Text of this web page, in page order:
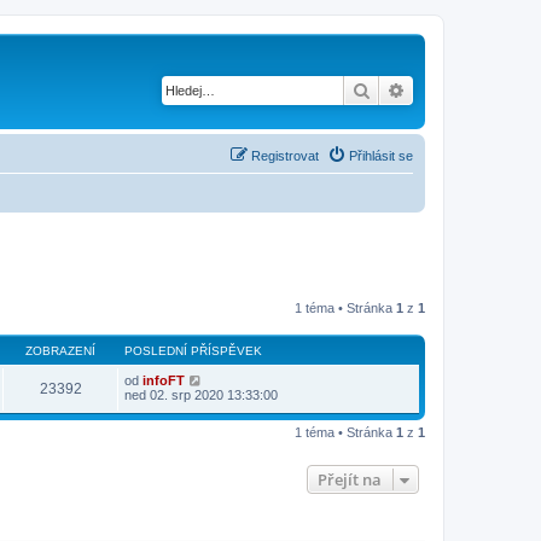
Hledat
Přihlásit se
Registrovat
1 téma • Stránka 1 z 1
ZOBRAZENÍ POSLEDNÍ PŘÍSPĚVEK
23392 od infoFT
ned 02. srp 2020 13:33:00
1 téma • Stránka 1 z 1
Přejít na